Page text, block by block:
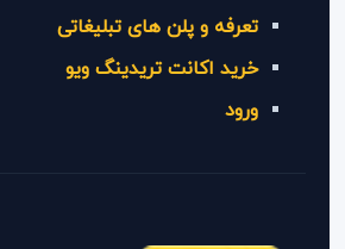
تعرفه و پلن های تبلیغاتی
خرید اکانت تریدینگ ویو
ورود